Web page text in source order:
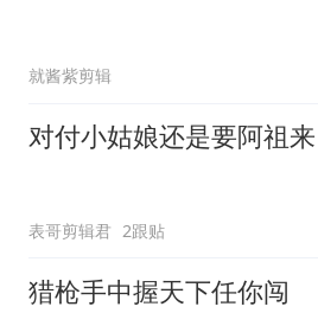
就酱紫剪辑
对付小姑娘还是要阿祖来
表哥剪辑君 2跟贴
猎枪手中握天下任你闯